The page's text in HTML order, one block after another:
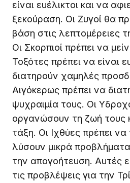
είναι ευέλικτοι και να
ξεκούραση. Οι Ζυγοί θα
βάση στις λεπτομέρειες
Οι Σκορπιοί πρέπει να
Τοξότες πρέπει να είναι
διατηρούν χαμηλές
Αιγόκερως πρέπει να
ψυχραιμία τους. Οι
οργανώσουν τη ζωή τους
τάξη. Οι Ιχθύες πρέπει
λύσουν μικρά
την απογοήτευση. Αυτές
τις προβλέψεις για την